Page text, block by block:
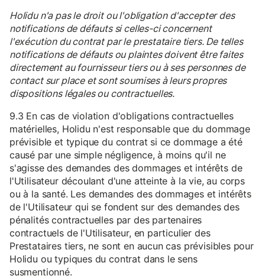
Holidu n'a pas le droit ou l'obligation d'accepter des
notifications de défauts si celles-ci concernent
l'exécution du contrat par le prestataire tiers. De telles
notifications de défauts ou plaintes doivent être faites
directement au fournisseur tiers ou à ses personnes de
contact sur place et sont soumises à leurs propres
dispositions légales ou contractuelles.
9.3 En cas de violation d'obligations contractuelles
matérielles, Holidu n'est responsable que du dommage
prévisible et typique du contrat si ce dommage a été
causé par une simple négligence, à moins qu'il ne
s'agisse des demandes des dommages et intérêts de
l'Utilisateur découlant d'une atteinte à la vie, au corps
ou à la santé. Les demandes des dommages et intérêts
de l'Utilisateur qui se fondent sur des demandes des
pénalités contractuelles par des partenaires
contractuels de l'Utilisateur, en particulier des
Prestataires tiers, ne sont en aucun cas prévisibles pour
Holidu ou typiques du contrat dans le sens
susmentionné.